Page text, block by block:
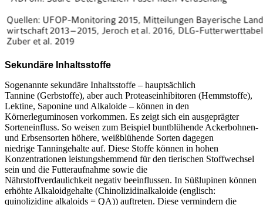
Sekundäre Inhaltsstoffe
Sogenannte sekundäre Inhaltsstoffe – hauptsächlich
Tannine (Gerbstoffe), aber auch Proteaseinhibitoren (Hemmstoffe),
Lektine, Saponine und Alkaloide – können in den
Körnerleguminosen vorkommen. Es zeigt sich ein ausgeprägter
Sorteneinfluss. So weisen zum Beispiel buntblühende Ackerbohnen-
und Erbsensorten höhere, weißblühende Sorten dagegen
niedrige Tanningehalte auf. Diese Stoffe können in hohen
Konzentrationen leistungshemmend für den tierischen Stoffwechsel
sein und die Futteraufnahme sowie die
Nährstoffverdaulichkeit negativ beeinflussen. In Süßlupinen können
erhöhte Alkaloidgehalte (Chinolizidinalkaloide (englisch:
quinolizidine alkaloids = QA)) auftreten. Diese vermindern die